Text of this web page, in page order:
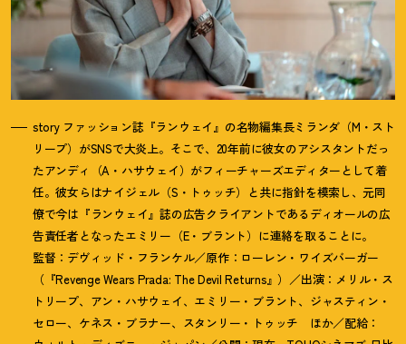
story ファッション誌『ランウェイ』の名物編集長ミランダ（M・スト
リープ）がSNSで大炎上。そこで、20年前に彼女のアシスタントだっ
たアンディ（A・ハサウェイ）がフィーチャーズエディターとして着
任。彼女らはナイジェル（S・トゥッチ）と共に指針を模索し、元同
僚で今は『ランウェイ』誌の広告クライアントであるディオールの広
告責任者となったエミリー（E・ブラント）に連絡を取ることに。
監督：デヴィッド・フランケル／原作：ローレン・ワイズバーガー
（『Revenge Wears Prada: The Devil Returns』）／出演：メリル・ス
トリープ、アン・ハサウェイ、エミリー・ブラント、ジャスティン・
セロー、ケネス・ブラナー、スタンリー・トゥッチ ほか／配給：